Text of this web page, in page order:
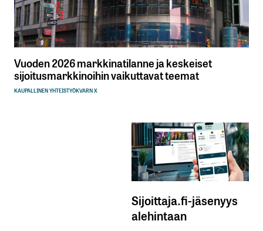
Vuoden 2026 markkinatilanne ja keskeiset
sijoitusmarkkinoihin vaikuttavat teemat
KAUPALLINEN YHTEISTYÖKVARN X
Sijoittaja.fi-jäsenyys
alehintaan